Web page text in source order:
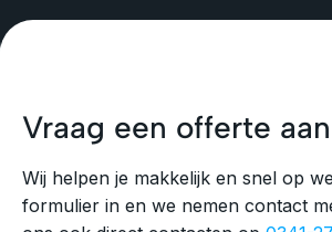
Vraag een offerte aan
Wij helpen je makkelijk en snel op
formulier in en we nemen contact